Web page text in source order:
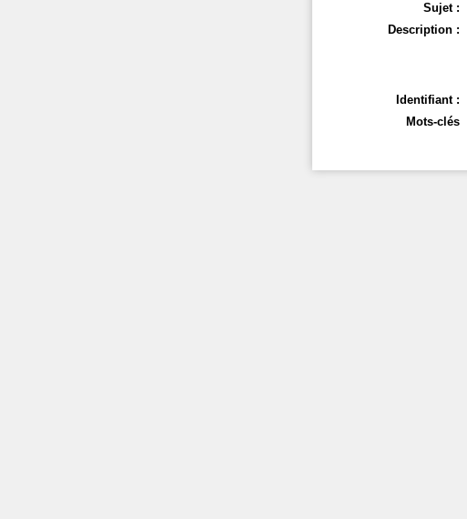
Sujet :
Description :
Identifiant :
Mots-clés